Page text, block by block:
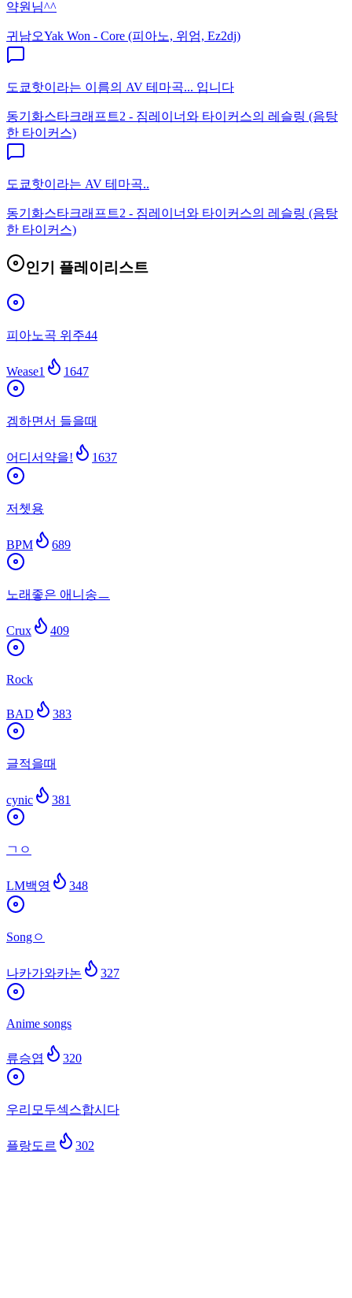
약원님^^
귀남오Yak Won - Core (피아노, 위엄, Ez2dj)
도쿄핫이라는 이름의 AV 테마곡... 입니다
동기화스타크래프트2 - 짐레이너와 타이커스의 레슬링 (음탕
한 타이커스)
도쿄핫이라는 AV 테마곡..
동기화스타크래프트2 - 짐레이너와 타이커스의 레슬링 (음탕
한 타이커스)
인기 플레이리스트
피아노곡 위주44
Wease1 1647
겜하면서 들을때
어디서약을! 1637
저쳇용
BPM 689
노래좋은 애니송ㅡ
Crux 409
Rock
BAD 383
글적을때
cynic 381
ㄱㅇ
LM백영 348
Songㅇ
나카가와카논 327
Anime songs
류승엽 320
우리모두섹스합시다
플랑도르 302